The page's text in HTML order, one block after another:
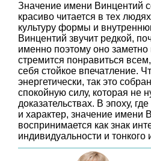
Значение имени Винцентий
красиво читается в тех
культуру формы и
Винцентий звучит редкой,
именно поэтому оно заметно
стремится понравиться
себя стойкое впечатление.
энергетически, так это
спокойную силу, которая не
доказательствах. В эпоху,
и характер, значение имени
воспринимается как знак
индивидуальности и тонкого